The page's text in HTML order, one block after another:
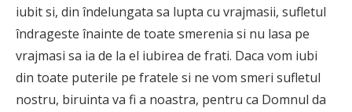
iubit si, din îndelungata sa lupta cu vrajmasii, sufletul
îndrageste înainte de toate smerenia si nu lasa pe
vrajmasi sa ia de la el iubirea de frati. Daca vom iubi
din toate puterile pe fratele si ne vom smeri sufletul
nostru, biruinta va fi a noastra, pentru ca Domnul da